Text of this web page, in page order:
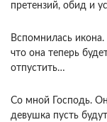
претензий, обид и
Вспомнилась
что она теперь
отпустить…
Со мной Господь.
девушка пусть